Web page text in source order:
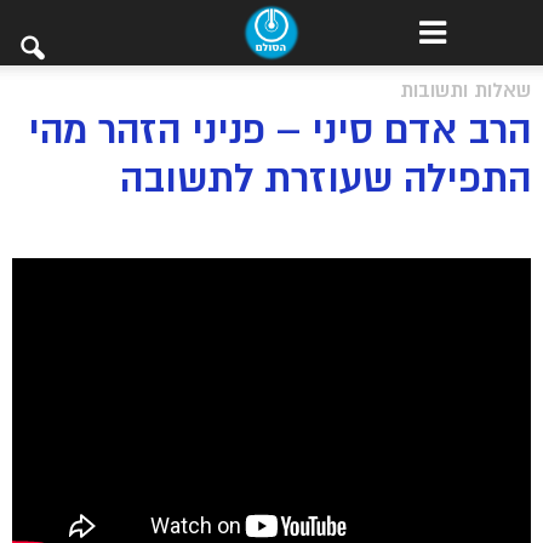
שאלות ותשובות
הרב אדם סיני – פניני הזהר מהי
התפילה שעוזרת לתשובה